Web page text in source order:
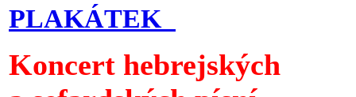
PLAKÁTEK
Koncert hebrejských